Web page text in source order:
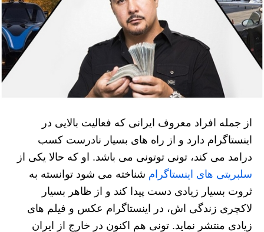
از جمله افراد معروف ایرانی که فعالیت بالایی در
اینستاگرام دارد و از راه های بسیار نادرست کسب
درامد می کند، تونی توتونی می باشد. او که حالا یکی از
سلبریتی های اینستاگرام شناخته می شود توانسته به
ثروت بسیار زیادی دست پیدا کند و از ظاهر بسیار
لاکچری زندگی اش، در اینستاگرام عکس و فیلم های
زیادی منتشر نماید. تونی هم اکنون در خارج از ایران